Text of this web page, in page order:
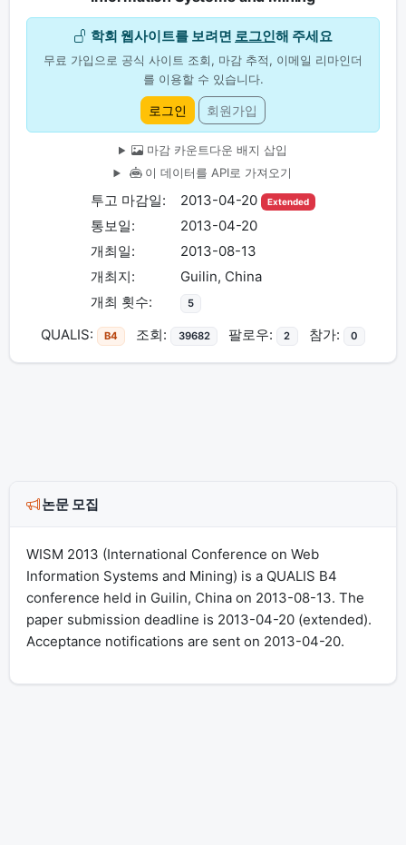
학회 웹사이트를 보려면 로그인해 주세요
무료 가입으로 공식 사이트 조회, 마감 추적, 이메일 리마인더
를 이용할 수 있습니다.
로그인 회원가입
마감 카운트다운 배지 삽입
이 데이터를 API로 가져오기
투고 마감일: 2013-04-20 Extended
통보일:
2013-04-20
개최일:
2013-08-13
개최지:
Guilin, China
개최 횟수:
5
QUALIS: B4 조회: 39682 팔로우: 2 참가: 0
논문 모집
WISM 2013 (International Conference on Web
Information Systems and Mining) is a QUALIS B4
conference held in Guilin, China on 2013-08-13. The
paper submission deadline is 2013-04-20 (extended).
Acceptance notifications are sent on 2013-04-20.